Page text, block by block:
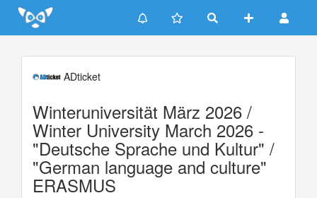
Update cookies preferences
ADticket
Winteruniversität März 2026 /
Winter University March 2026 -
"Deutsche Sprache und Kultur" /
"German language and culture"
ERASMUS